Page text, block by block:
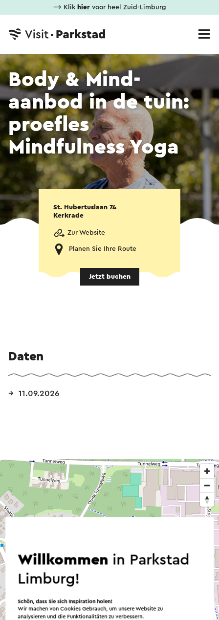
⟶ Klik hiervoor heel Zuid-Limburg
Body & Mind-
aanbod in de tuin:
proefles
Mindfulness Yoga
St. Hubertuslaan 74
Kerkrade
Zur Website
Planen Sie Ihre Route
Jetzt buchen
Daten
11.09.2026
Willkommen in Parkstad
Limburg!
Schön, dass Sie sich Inspiration holen!
Wir machen von Cookies Gebrauch, um unsere Website zu
analysieren und die Funktionalitäten zu verbessern.